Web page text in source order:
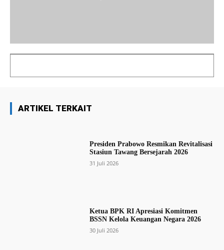
ARTIKEL TERKAIT
Presiden Prabowo Resmikan Revitalisasi
Stasiun Tawang Bersejarah 2026
31 Juli 2026
Ketua BPK RI Apresiasi Komitmen
BSSN Kelola Keuangan Negara 2026
30 Juli 2026